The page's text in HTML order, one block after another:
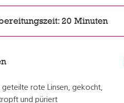
20 Minuten
geteilte rote Linsen, gekocht,
und püriert